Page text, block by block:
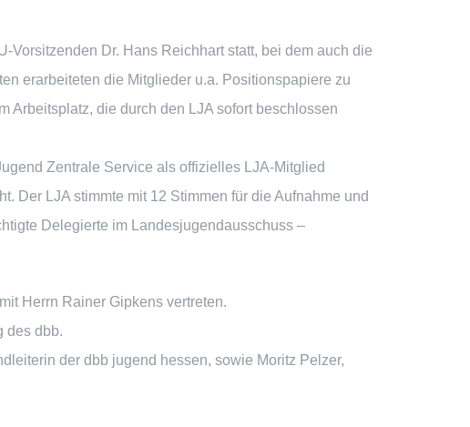
Vorsitzenden Dr. Hans Reichhart statt, bei dem auch die
erarbeiteten die Mitglieder u.a. Positionspapiere zu
Arbeitsplatz, die durch den LJA sofort beschlossen
Zentrale Service als offizielles LJA-Mitglied
Der LJA stimmte mit 12 Stimmen für die Aufnahme und
Delegierte im Landesjugendausschuss –
Herrn Rainer Gipkens vertreten.
des dbb.
der dbb jugend hessen, sowie Moritz Pelzer,